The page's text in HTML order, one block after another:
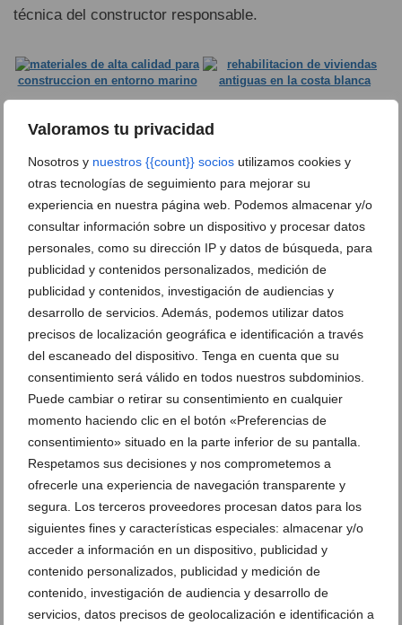
Valoramos tu privacidad
Nosotros y nuestros {{count}} socios utilizamos cookies y
otras tecnologías de seguimiento para mejorar su
experiencia en nuestra página web. Podemos almacenar y/o
consultar información sobre un dispositivo y procesar datos
personales, como su dirección IP y datos de búsqueda, para
publicidad y contenidos personalizados, medición de
publicidad y contenidos, investigación de audiencias y
desarrollo de servicios. Además, podemos utilizar datos
precisos de localización geográfica e identificación a través
del escaneado del dispositivo. Tenga en cuenta que su
consentimiento será válido en todos nuestros subdominios.
Puede cambiar o retirar su consentimiento en cualquier
momento haciendo clic en el botón «Preferencias de
consentimiento» situado en la parte inferior de su pantalla.
Respetamos sus decisiones y nos comprometemos a
ofrecerle una experiencia de navegación transparente y
segura. Los terceros proveedores procesan datos para los
siguientes fines y características especiales: almacenar y/o
acceder a información en un dispositivo, publicidad y
contenido personalizados, publicidad y medición de
contenido, investigación de audiencia y desarrollo de
servicios, datos precisos de geolocalización e identificación a
técnica del constructor responsable.
Contacta con Juan Vilar
Construcciones
Más información